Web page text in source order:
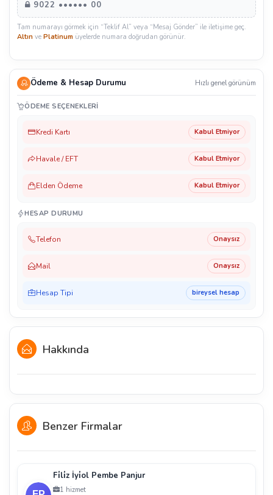
9022 •••••• 00
Tam numarayı görmek için “Teklif Al” veya “Mesaj Gönder” ile iletişime geç.
Altın ve Platinum üyelerde numara doğrudan görünür.
Ödeme & Hesap Durumu Hızlı genel görünüm
ÖDEME SEÇENEKLERI
Kredi Kartı Kabul Etmiyor
Havale / EFT Kabul Etmiyor
Elden Ödeme Kabul Etmiyor
HESAP DURUMU
Telefon Onaysız
Mail Onaysız
Hesap Tipi bireysel hesap
Hakkında
Benzer Firmalar
Fi̇li̇z İyi̇ol Pembe Panjur
1 hizmet